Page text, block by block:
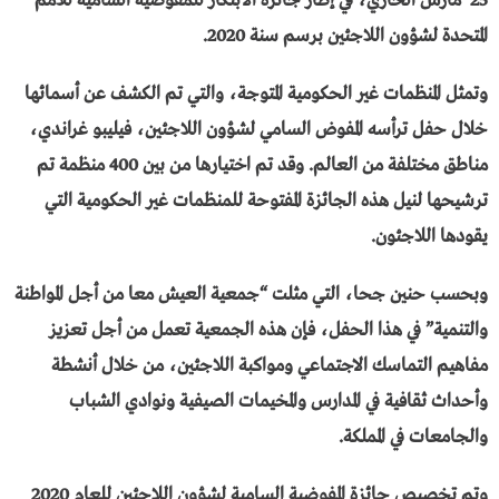
المتحدة لشؤون اللاجئين برسم سنة 2020.
وتمثل المنظمات غير الحكومية المتوجة، والتي تم الكشف عن أسمائها
خلال حفل ترأسه المفوض السامي لشؤون اللاجئين، فيليبو غراندي،
مناطق مختلفة من العالم. وقد تم اختيارها من بين 400 منظمة تم
ترشيحها لنيل هذه الجائزة المفتوحة للمنظمات غير الحكومية التي
يقودها اللاجئون.
وبحسب حنين جحا، التي مثلت “جمعية العيش معا من أجل المواطنة
والتنمية” في هذا الحفل، فإن هذه الجمعية تعمل من أجل تعزيز
مفاهيم التماسك الاجتماعي ومواكبة اللاجئين، من خلال أنشطة
وأحداث ثقافية في المدارس والمخيمات الصيفية ونوادي الشباب
والجامعات في المملكة.